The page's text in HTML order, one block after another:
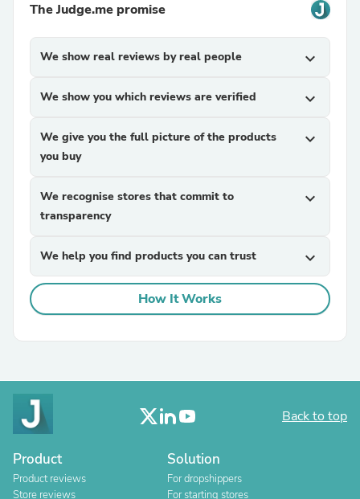
The Judge.me promise
We show real reviews by real people expand_more
We show you which reviews are verified expand_more
We give you the full picture of the products
you buy
expand_more
We recognise stores that commit to
transparency
expand_more
We help you find products you can trust expand_more
How It Works
Back to top
Product
Product reviews
Store reviews
Solution
For dropshippers
For starting stores